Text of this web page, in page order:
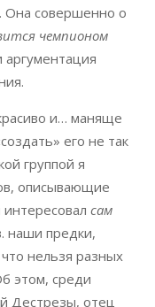
Она совершенно о
чемпионом
аргументация
и… маняще
его не так
группой я
описывающие
сам
наши предки,
нельзя разных
этом, среди
Дестрезы, отец